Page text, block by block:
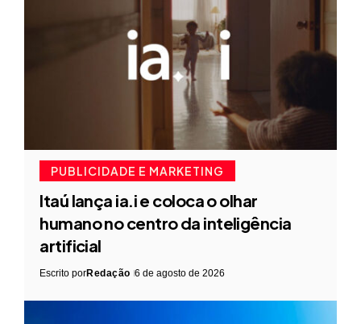
PUBLICIDADE E MARKETING
Itaú lança ia.i e coloca o olhar
humano no centro da inteligência
artificial
Escrito porRedação 6 de agosto de 2026